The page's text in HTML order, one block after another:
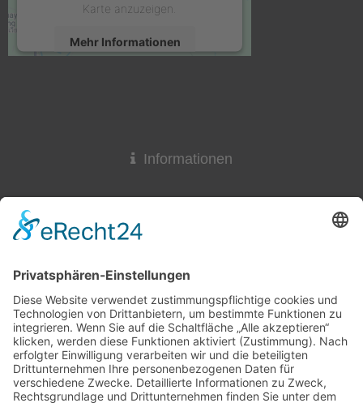
Karte anzuzeigen.
Mehr Informationen
Informationen
AGB & Widerruf
Liefer- und Versandkosten
Online-Streitbeilegung
Datenschutzerklärung